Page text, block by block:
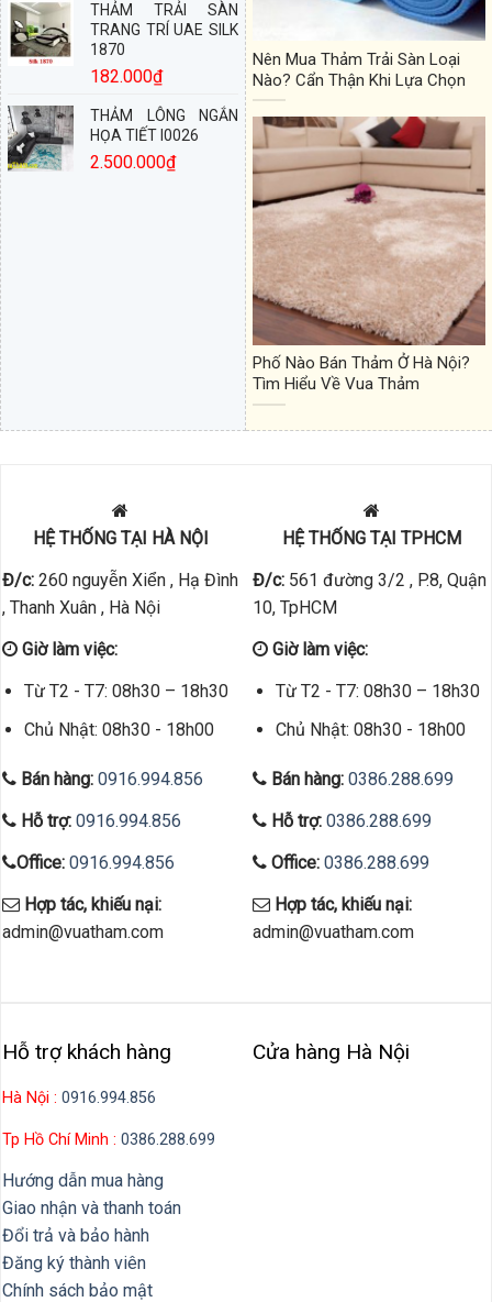
THẢM TRẢI SÀN
TRANG TRÍ UAE SILK
1870
182.000₫
THẢM LÔNG NGẮN
HỌA TIẾT I0026
2.500.000₫
Nên Mua Thảm Trải Sàn Loại
Nào? Cẩn Thận Khi Lựa Chọn
Phố Nào Bán Thảm Ở Hà Nội?
Tìm Hiểu Về Vua Thảm
HỆ THỐNG TẠI HÀ NỘI
Đ/c:260 nguyễn Xiển , Hạ Đình
, Thanh Xuân , Hà Nội
Giờ làm việc:
Từ T2 - T7: 08h30 – 18h30
Chủ Nhật: 08h30 - 18h00
Bán hàng: 0916.994.856
Hỗ trợ: 0916.994.856
Office: 0916.994.856
Hợp tác, khiếu nại:
admin@vuatham.com
HỆ THỐNG TẠI TPHCM
Đ/c:561 đường 3/2 , P.8, Quận
10, TpHCM
Giờ làm việc:
Từ T2 - T7: 08h30 – 18h30
Chủ Nhật: 08h30 - 18h00
Bán hàng: 0386.288.699
Hỗ trợ: 0386.288.699
Office: 0386.288.699
Hợp tác, khiếu nại:
admin@vuatham.com
Hỗ trợ khách hàng
Hà Nội : 0916.994.856
Tp Hồ Chí Minh : 0386.288.699
Hướng dẫn mua hàng
Giao nhận và thanh toán
Đổi trả và bảo hành
Đăng ký thành viên
Chính sách bảo mật
Cửa hàng Hà Nội